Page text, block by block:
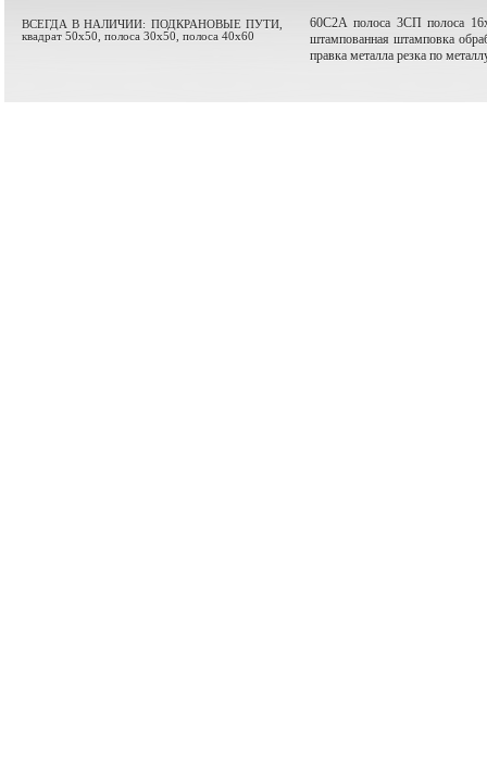
60С2А полоса 3СП полоса
штампованная штамповка
правка металла резка по
ВСЕГДА В НАЛИЧИИ: ПОДКРАНОВЫЕ ПУТИ,
квадрат 50х50, полоса 30х50, полоса 40х60